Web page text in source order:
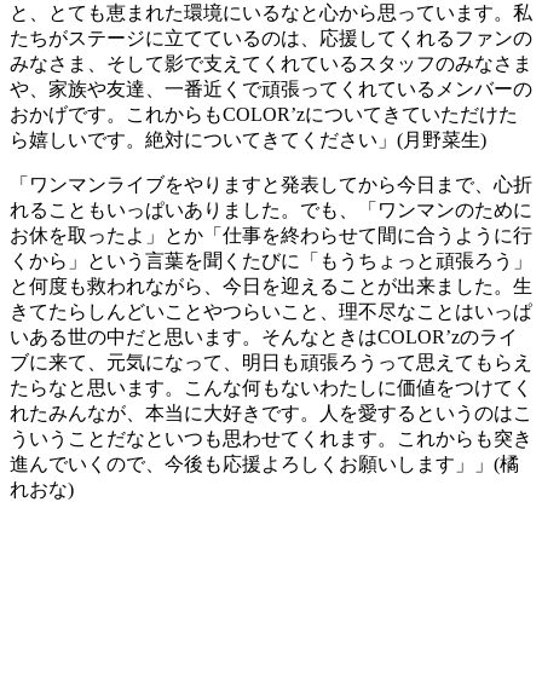
と、とても恵まれた環境にいるなと心から思っています。私
たちがステージに立てているのは、応援してくれるファンの
みなさま、そして影で支えてくれているスタッフのみなさま
や、家族や友達、一番近くで頑張ってくれているメンバーの
おかげです。これからもCOLOR’zについてきていただけた
ら嬉しいです。絶対についてきてください」(月野菜生)
「ワンマンライブをやりますと発表してから今日まで、心折
れることもいっぱいありました。でも、「ワンマンのために
お休を取ったよ」とか「仕事を終わらせて間に合うように行
くから」という言葉を聞くたびに「もうちょっと頑張ろう」
と何度も救われながら、今日を迎えることが出来ました。生
きてたらしんどいことやつらいこと、理不尽なことはいっぱ
いある世の中だと思います。そんなときはCOLOR’zのライ
ブに来て、元気になって、明日も頑張ろうって思えてもらえ
たらなと思います。こんな何もないわたしに価値をつけてく
れたみんなが、本当に大好きです。人を愛するというのはこ
ういうことだなといつも思わせてくれます。これからも突き
進んでいくので、今後も応援よろしくお願いします」」(橘
れおな)